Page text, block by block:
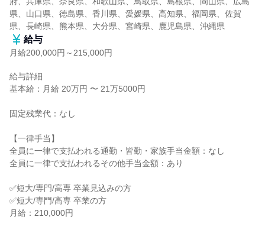
県、山口県、徳島県、香川県、愛媛県、高知県、福岡県、佐賀
県、長崎県、熊本県、大分県、宮崎県、鹿児島県、沖縄県
給与
月給200,000円～215,000円
給与詳細
基本給：月給 20万円 〜 21万5000円
固定残業代：なし
【一律手当】
全員に一律で支払われる通勤・皆勤・家族手当金額：なし
全員に一律で支払われるその他手当金額：あり
✅短大/専門/高専 卒業見込みの方
✅短大/専門/高専 卒業の方
月給：210,000円